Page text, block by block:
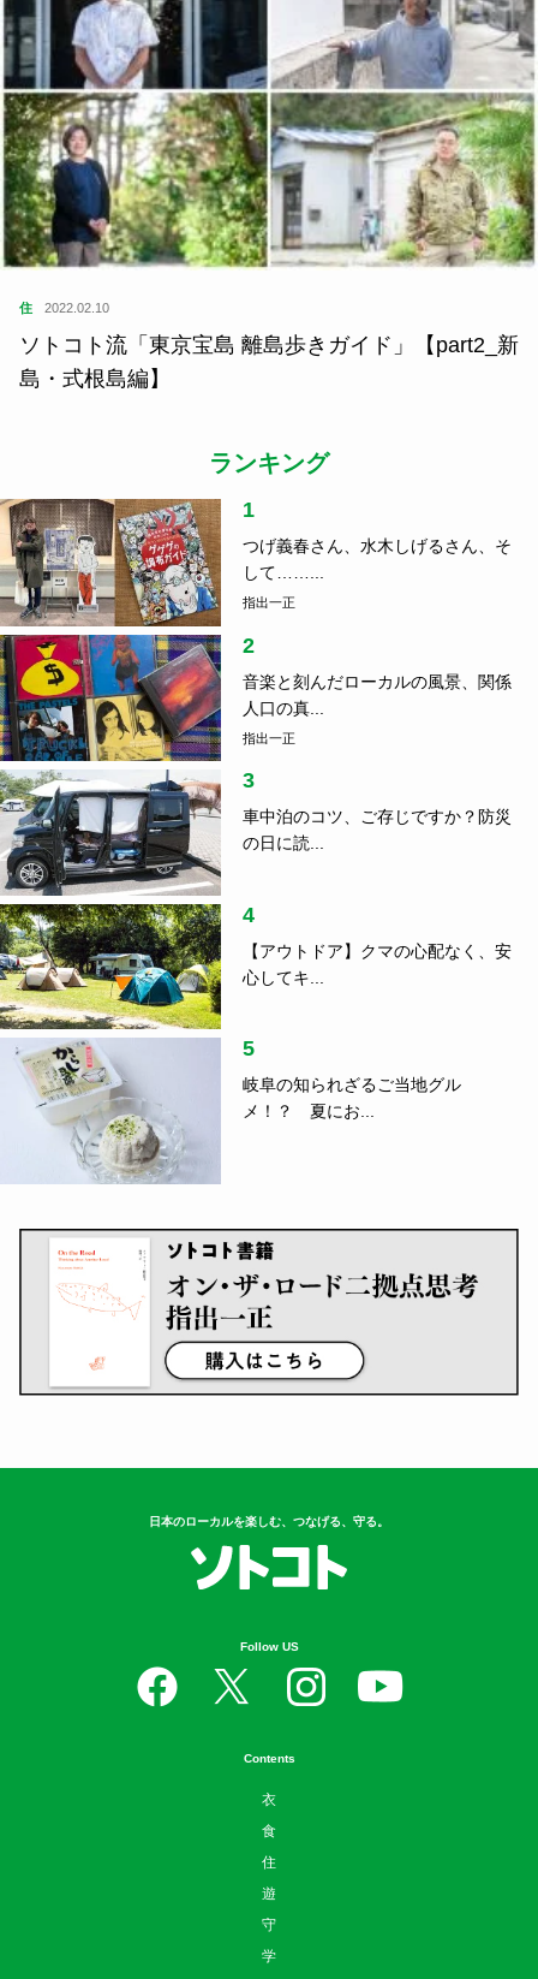
住 2022.02.10
ソトコト流「東京宝島 離島歩きガイド」【part2_新
島・式根島編】
ランキング
1
つげ義春さん、水木しげるさん、そ
して……...
指出一正
2
音楽と刻んだローカルの風景、関係
人口の真...
指出一正
3
車中泊のコツ、ご存じですか？防災
の日に読...
4
【アウトドア】クマの心配なく、安
心してキ...
5
岐阜の知られざるご当地グル
メ！？ 夏にお...
日本のローカルを楽しむ、つなげる、守る。
Follow US
Contents
衣
食
住
遊
守
学